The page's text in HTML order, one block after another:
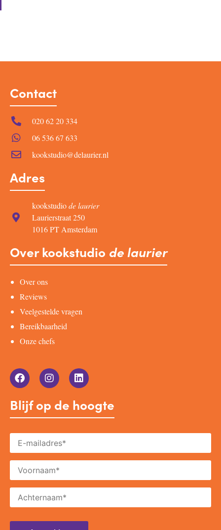
Contact
020 62 20 334
06 536 67 633
kookstudio@delaurier.nl
Adres
kookstudiode laurier
Laurierstraat 250
1016 PT Amsterdam
Over kookstudio de laurier
Over ons
Reviews
Veelgestelde vragen
Bereikbaarheid
Onze chefs
Blijf op de hoogte